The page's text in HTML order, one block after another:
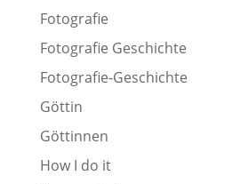
Fotografie
Fotografie Geschichte
Fotografie-Geschichte
Göttin
Göttinnen
How I do it